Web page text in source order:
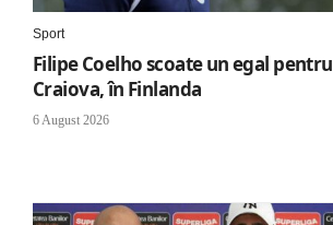
Sport
Filipe Coelho scoate un egal pentru
Craiova, în Finlanda
6 August 2026